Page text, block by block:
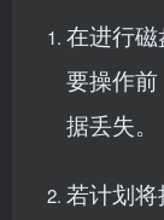
在进行
要操作
据丢失。
若计划